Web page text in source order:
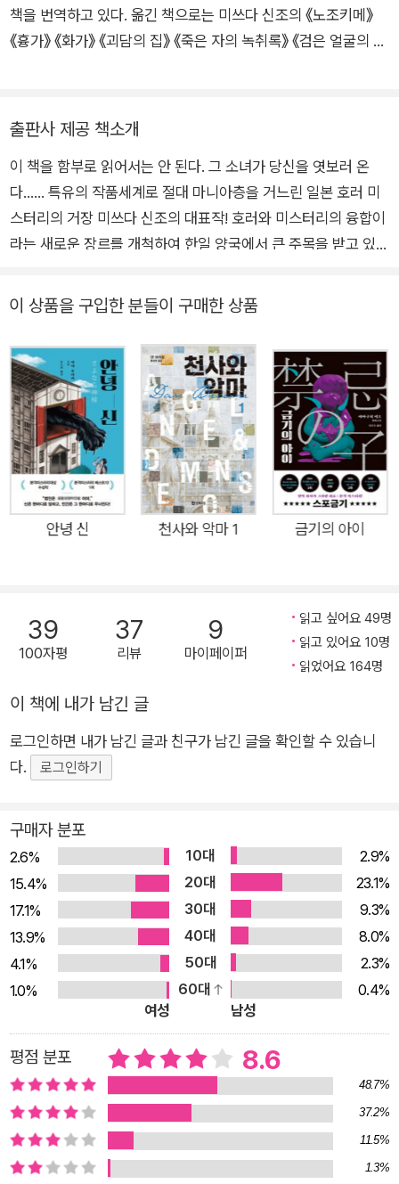
들을 선보여왔다. 특유의 문체와 세계관, 개성적인 인물들, 미스
터리로서의 높은 완성도가 평단과 독자 양쪽의 호평을 이끌어냈
스터리를 대표하는 작가로 자리 잡았다. 미쓰다 신조 본인이 등장
하는 ‘작가 시리즈’를 비롯해 ‘사상학탐정 시리즈’, ‘도조 겐야 시
리즈’, ‘집 시리즈’ 등 다수의 시리즈 작품을 발표했으며, 《노조키
메》 《괴담의 집》 《흉가》 《화가》 《우중괴담》 《일곱 명의 술래잡
기》 등 지금까지 출간한 소설만 수십 권에 이를 정도로 왕성한 활
책을 번역하고 있다. 옮긴 책으로는 미쓰다 신조의 《노조키메》
《흉가》 《화가》 《괴담의 집》 《죽은 자의 녹취록》 《검은 얼굴의 여
이 태어났다》 등이 있다.
출판사 제공 책소개
이 책을 함부로 읽어서는 안 된다. 그 소녀가 당신을 엿보러 온
다…… 특유의 작품세계로 절대 마니아층을 거느린 일본 호러 미
스터리의 거장 미쓰다 신조의 대표작! 호러와 미스터리의 융합이
라는 새로운 장르를 개척하여 한일 양국에서 큰 주목을 받고 있는
콜렉터 시리즈 26번째 작품인 미쓰다 신조의 신작 《노조키메》는
의 작품 특징이 고스란히 녹아 있는 대표작이다. 민속학 지식을
배경으로 한 실화 같은 느낌의 괴담, 호러와 미스터리가 결합된
매력적인 혼돈의 이야기는 스멀스멀 기어오르는 한기처럼 독자
들을 공포와 미스터리의 감옥으로 조용히 몰아넣는다. 저자는 전
작 《일곱 명의 술래잡기》(스토리콜렉터 14)를 통해 기존 작품들
과는 사뭇 다른 현대적인 배경과 정교한 추리로 이루어진 새로운
스타일의 공포를 보여주었다. 수많은 한국 독자들에게 작가의 이
름을 알린 전작 《일곱 명의 술래잡기》가 작가의 작품을 처음 접
정확히 드러내 보여주는 대표작이라 할 만하다. 공포소설 작가인
주인공이 우연히 알게 된 두 가지 공포체험담 시공간이 전혀 다른
활을 하다 직접 작가로 뛰어든 ‘나’는 편집자 시절부터 지금까지
공포 체험담을 채집하여 이를 소설 소재로 쓰곤 한다. ‘나’는 우연
한 기회에 괴담을 전문으로 연구하는 재야 민속학자의 50년 전
대학 시절 실제 체험이 담긴 노트를 손에 넣는다. 내용을 살펴본
담을 기억에 떠올리며 경악한다. 왠지 모를 불안감에 제쳐둔 그
체험담과 대학노트에 담긴 이야기 사이에 놀라운 연결점이 있기
때문이다. 시공간이 전혀 다른 두 이야기에 모두 등장하는 괴이한
존재의 정체는 무엇일까? 그리고 이 이야기를 세상에 알린다면
혹시나 그 괴이한 존재가 작가와 독자에게 찾아오지나 않을까?
갖가지 의문과 걱정하는 마음 한편으로, 이 무섭고도 흥미로운 두
이야기를 세상에 알릴 책임을 느낀 ‘나’는 두 이야기를 나란히 들
려준 뒤 자신만의 생각으로 ‘엿보는 소녀, 노조키메’의 정체를 추
리해보기로 한다. 방울소리를 따라간 리조트 아르바이트생의 기
괴한 경험과 죽음 <엿보는 저택의 괴이> 외진 대여 별장에 아르
바이트를 하러 간 시게루 일행은 관리인 미노베에게 낯선 순례자
가 나타나면 절대 상대하지 말고 자신에게 보고하라는 지시를 받
는다. 아르바이트에 지친 어느 날 일행 중 막내인 여대생 카즈요
는 방울소리와 함께 어여쁜 소녀와 어머니를 만난다. 무언가에 홀
이 상품을 구입한 분들이 구매한 상품
안녕 신 천사와 악마 1 금기의 아이
39
100자평
37
리뷰
9
마이페이퍼
읽고 싶어요 49명
읽고 있어요 10명
읽었어요 164명
이 책에 내가 남긴 글
로그인하면 내가 남긴 글과 친구가 남긴 글을 확인할 수 있습니
다.
로그인하기
구매자 분포
2.6% 10대
2.9%
15.4%
20대
23.1%
17.1%
30대
9.3%
13.9%
40대
8.0%
4.1%
50대
2.3%
1.0%
60대
0.4%
여성
남성
평점 분포 8.6
48.7%
37.2%
11.5%
1.3%